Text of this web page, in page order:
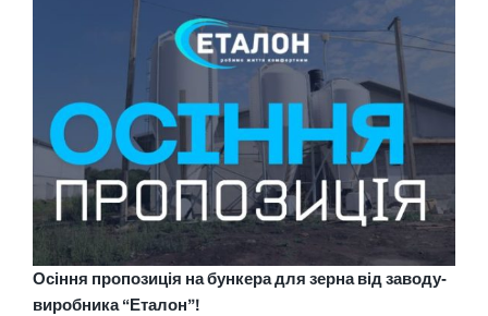
Осіння пропозиція на бункера для зерна від заводу-
виробника “Еталон”!